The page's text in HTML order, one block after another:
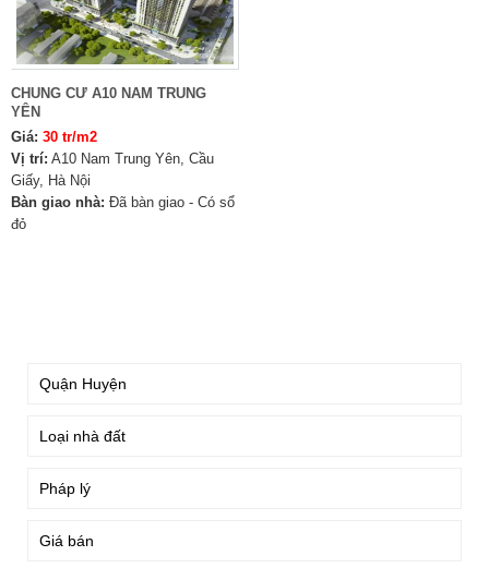
CHUNG CƯ A10 NAM TRUNG
YÊN
Giá: 30 tr/m2
Vị trí: A10 Nam Trung Yên, Cầu
Giấy, Hà Nội
Bàn giao nhà: Đã bàn giao - Có sổ
đỏ